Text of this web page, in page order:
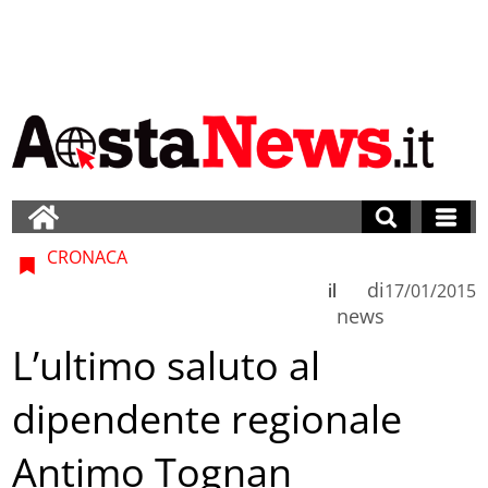
CRONACA
di
news
il 17/01/2015
L’ultimo saluto al
dipendente regionale
Antimo Tognan